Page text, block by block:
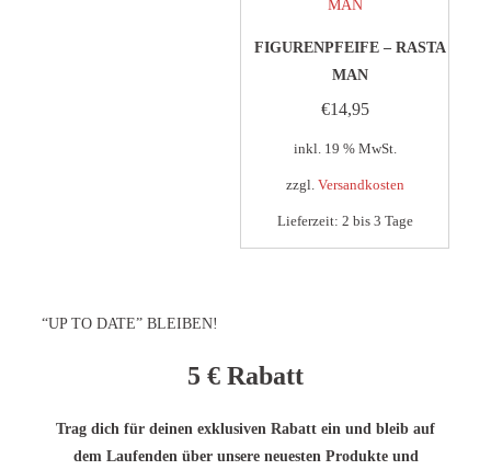
FIGURENPFEIFE – RASTA
MAN
€14,95
inkl. 19 % MwSt.
zzgl. Versandkosten
Lieferzeit: 2 bis 3 Tage
“UP TO DATE” BLEIBEN!
5 € Rabatt
Trag dich für deinen exklusiven Rabatt ein und bleib auf
dem Laufenden über unsere neuesten Produkte und